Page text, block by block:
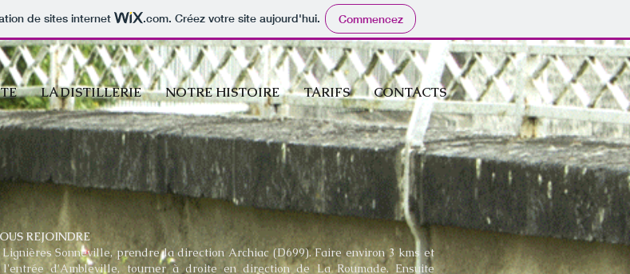
de sites internet .com. Créez votre site aujourd'hui. Commencez
LA DISTILLERIE NOTRE HISTOIRE TARIFS CONTACTS
REJOINDRE
Sonneville, prendre la direction Archiac (D699). Faire environ 3 kms et
d'Ambleville, tourner à droite en direction de La Roumade. Ensuite